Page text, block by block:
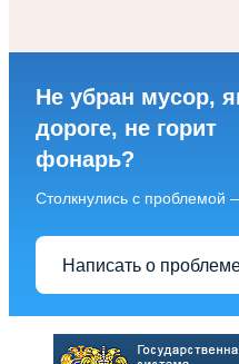
Не убран мусор,
дороге, не горит
фонарь?
Столкнулись с проблемой
Написать о